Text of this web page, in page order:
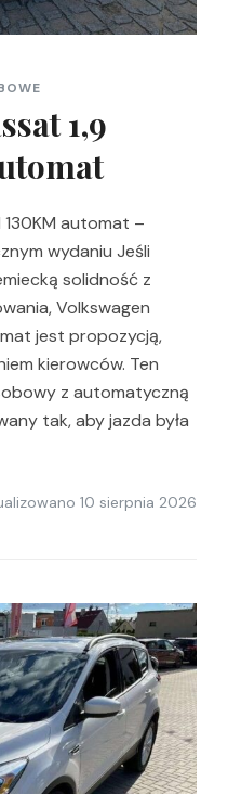
1,9
130KM automat –
wydaniu Jeśli
solidność z
Volkswagen
jest propozycją,
kierowców. Ten
z automatyczną
tak, aby jazda była
10 sierpnia 2026